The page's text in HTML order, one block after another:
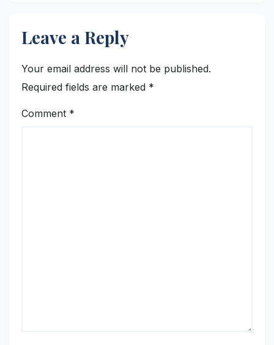
Leave a Reply
Your email address will not be published.
Required fields are marked *
Comment *